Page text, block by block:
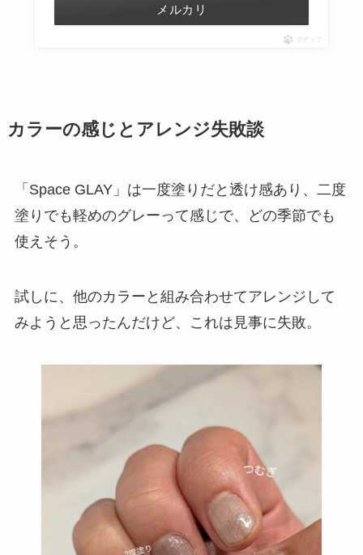
メルカリ
ポチップ
カラーの感じとアレンジ失敗談
「Space GLAY」は一度塗りだと透け感あり、二度
塗りでも軽めのグレーって感じで、どの季節でも
使えそう。
試しに、他のカラーと組み合わせてアレンジして
みようと思ったんだけど、これは見事に失敗。